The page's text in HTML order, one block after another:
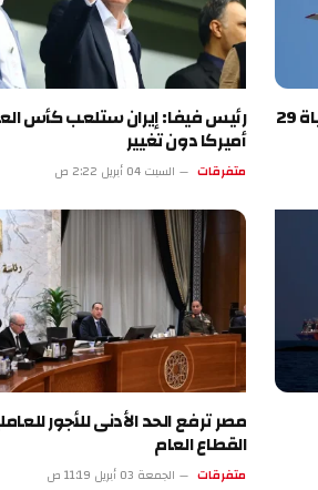
روسيا.. تحطم طائرة عسكرية يودي بحياة 29 رئيس فيفا: إيران ستلعب كأس
أميركا دون تغيير
متفرقات السبت 04 أبريل 2:22 ص
مصر ترفع الحد الأدنى للأجور
القطاع العام
متفرقات الجمعة 03 أبريل 11:19 ص